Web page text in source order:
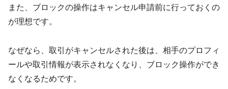
また、ブロックの操作はキャンセル申請前に行っておくの
が理想です。
なぜなら、取引がキャンセルされた後は、相手のプロフィ
ールや取引情報が表示されなくなり、ブロック操作ができ
なくなるためです。